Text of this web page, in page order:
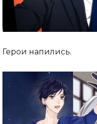
Герои напились.